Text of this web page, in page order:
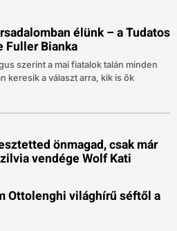
élünk – a Tudatos
Fuller Bianka
szerint a mai fiatalok talán minden
keresik a választ arra, kik is ők
önmagad, csak már
vendége Wolf Kati
Ottolenghi világhírű séftől a